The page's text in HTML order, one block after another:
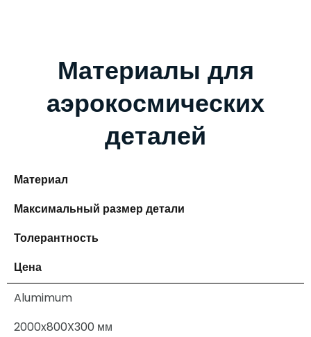
Материалы для
аэрокосмических
деталей
Материал
Максимальный размер детали
Толерантность
Цена
Alumimum
2000x800X300 мм